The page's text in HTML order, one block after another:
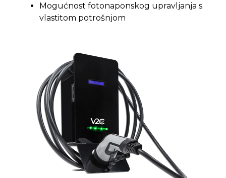
Mogućnost fotonaponskog upravljanja s
vlastitom potrošnjom